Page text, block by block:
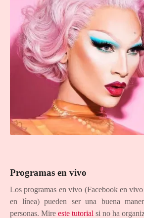
Programas en vivo
Los programas en vivo (Facebook en
en línea) pueden ser una buena
personas. Mire este tutorial si no ha